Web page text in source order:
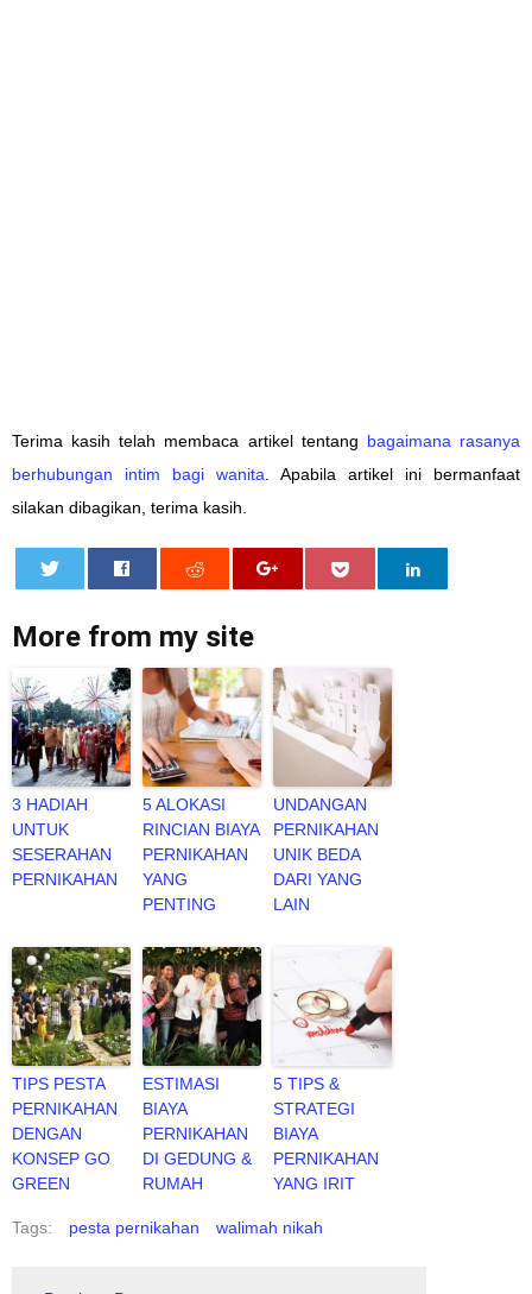
Terima kasih telah membaca artikel tentang bagaimana rasanya
berhubungan intim bagi wanita . Apabila artikel ini bermanfaat
silakan dibagikan, terima kasih.
More from my site
3 HADIAH
UNTUK
SESERAHAN
PERNIKAHAN
5 ALOKASI
RINCIAN BIAYA
PERNIKAHAN
YANG
PENTING
UNDANGAN
PERNIKAHAN
UNIK BEDA
DARI YANG
LAIN
TIPS PESTA
PERNIKAHAN
DENGAN
KONSEP GO
GREEN
ESTIMASI
BIAYA
PERNIKAHAN
DI GEDUNG &
RUMAH
5 TIPS &
STRATEGI
BIAYA
PERNIKAHAN
YANG IRIT
Tags: pesta pernikahan walimah nikah